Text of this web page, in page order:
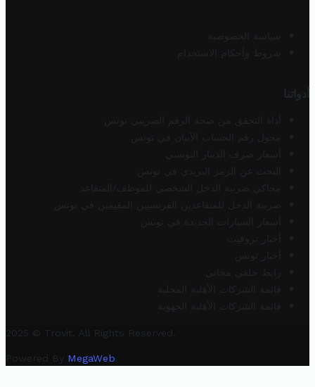
سياسة الخصوصية
شروط وأحكام الاستخدام
أدواتنا
أداة التحقق من صحة الرقم الضريبي تونس
محول رقم الحساب الآيبان في تونس
أسعار صرف الدينار التونسي
البحث عن الرمز البريدي في تونس
محاكي ضريبة الدخل الشخصي للموظف/المتقاعد
ضريبة الدخل للمتقاعدين الفرنسيين المقيمين في تونس
أسعار السيارات الجديدة في تونس
أخبار تروفيت
أخبار تونس
رابط خلفي مجاني
قائمة الشركات الأهلية المحلية
قائمة الشركات الأهلية الجهوية
2025 © Trovit. All Rights Reserved.
Powered By MegaWeb